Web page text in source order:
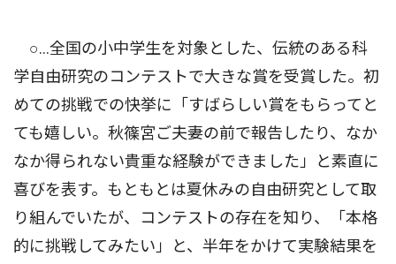
○…全国の小中学生を対象とした、伝統のある科
学自由研究のコンテストで大きな賞を受賞した。初
めての挑戦での快挙に「すばらしい賞をもらってと
ても嬉しい。秋篠宮ご夫妻の前で報告したり、なか
なか得られない貴重な経験ができました」と素直に
喜びを表す。もともとは夏休みの自由研究として取
り組んでいたが、コンテストの存在を知り、「本格
的に挑戦してみたい」と、半年をかけて実験結果を